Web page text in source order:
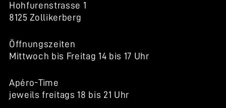
Hohfurenstrasse 1
8125 Zollikerberg
Öffnungszeiten
Mittwoch bis Freitag 14 bis 17 Uhr
Apéro-Time
jeweils freitags 18 bis 21 Uhr